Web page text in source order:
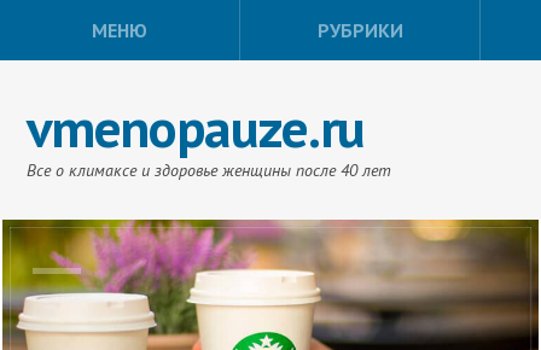
МЕНЮ РУБРИКИ
vmenopauze.ru
Все о климаксе и здоровье женщины после 40 лет